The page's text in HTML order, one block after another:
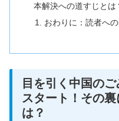
本解決への道すじとは
おわりに：読者へ
目を引く中国の
スタート！その
は？